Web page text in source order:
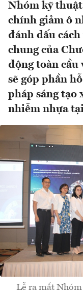
Nhóm kỹ
chính giảm ô
đánh dấu
chung của
động toàn cầu
sẽ góp phần
pháp sáng tạo
nhiễm nhựa
Lễ ra mắt